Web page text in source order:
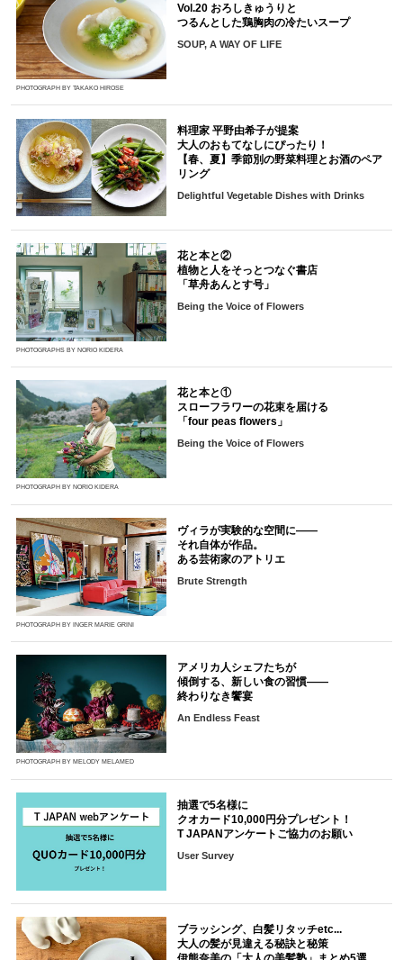
PHOTOGRAPH BY TAKAKO HIROSE
Vol.20 おろしきゅうりと
つるんとした鶏胸肉の冷たいスープ
SOUP, A WAY OF LIFE
料理家 平野由希子が提案
大人のおもてなしにぴったり！
【春、夏】季節別の野菜料理とお酒のペア
リング
Delightful Vegetable Dishes with Drinks
PHOTOGRAPHS BY NORIO KIDERA
花と本と②
植物と人をそっとつなぐ書店
「草舟あんとす号」
Being the Voice of Flowers
PHOTOGRAPH BY NORIO KIDERA
花と本と①
スローフラワーの花束を届ける
「four peas flowers」
Being the Voice of Flowers
PHOTOGRAPH BY INGER MARIE GRINI
ヴィラが実験的な空間に――
それ自体が作品。
ある芸術家のアトリエ
Brute Strength
PHOTOGRAPH BY MELODY MELAMED
アメリカ人シェフたちが
傾倒する、新しい食の習慣――
終わりなき饗宴
An Endless Feast
抽選で5名様に
クオカード10,000円分プレゼント！
T JAPANアンケートご協力のお願い
User Survey
ブラッシング、白髪リタッチetc...
大人の髪が見違える秘訣と秘策